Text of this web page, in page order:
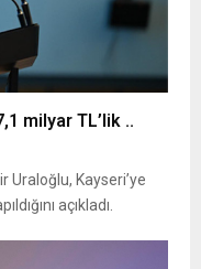
milyar TL’lik ..
Uraloğlu, Kayseri’ye
açıkladı.